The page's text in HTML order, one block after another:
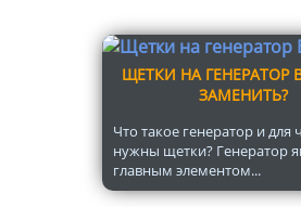
ЩЕТКИ НА ГЕНЕРАТОР
ЗАМЕНИТЬ?
Что такое генератор и для
нужны щетки? Генератор
главным элементом...